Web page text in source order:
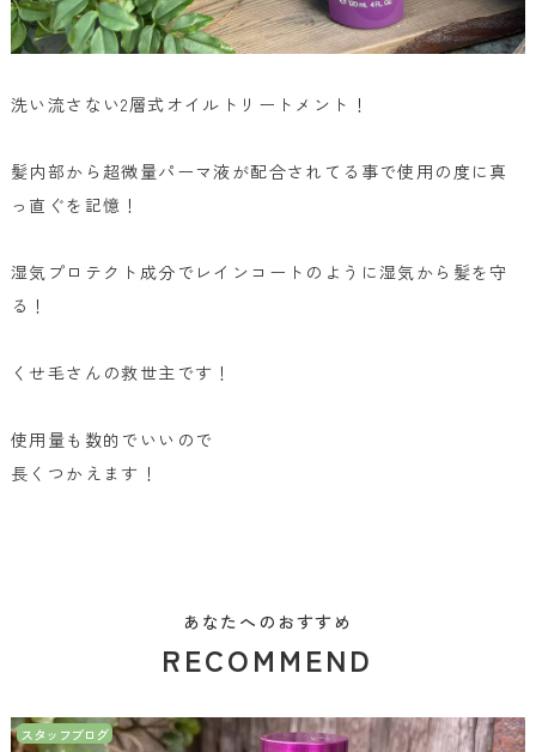
洗い流さない2層式オイルトリートメント！
髪内部から超微量パーマ液が配合されてる事で使用の度に真
っ直ぐを記憶！
湿気プロテクト成分でレインコートのように湿気から髪を守
る！
くせ毛さんの救世主です！
使用量も数的でいいので
長くつかえます！
あなたへのおすすめ
RECOMMEND
スタッフブログ